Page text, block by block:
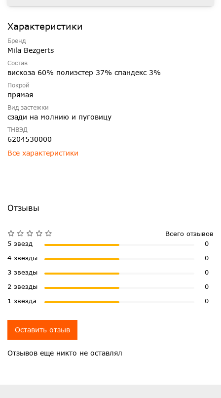
Характеристики
Бренд
Mila Bezgerts
Состав
вискоза 60% полиэстер 37% спандекс 3%
Покрой
прямая
Вид застежки
сзади на молнию и пуговицу
ТНВЭД
6204530000
Все характеристики
Отзывы
Отзывов еще никто не оставлял
Всего отзывов
5 звезд
0
4 звезды
0
3 звезды
0
2 звезды
0
1 звезда
0
Оставить отзыв